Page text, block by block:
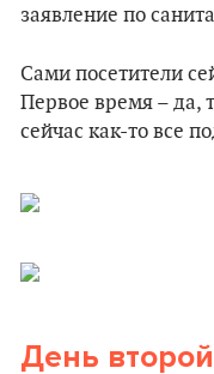
заявление по
Сами посетители
Первое время – да,
сейчас как-то все
День